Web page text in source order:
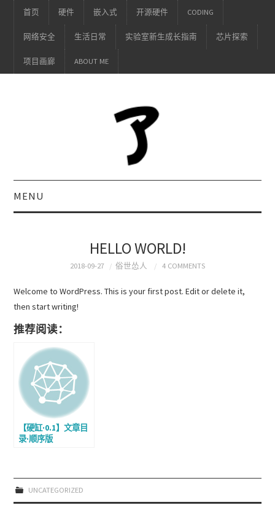
首页 硬件 嵌入式 开源硬件 CODING
网络安全 生活日常 实验室新生成长指南 芯片探索
项目画廊 ABOUT ME
MENU
HELLO WORLD!
2018-09-27 俗世怂人 4 COMMENTS
Welcome to WordPress. This is your first post. Edit or delete it,
then start writing!
推荐阅读：
【硬缸·0.1】文章目
录·顺序版
UNCATEGORIZED